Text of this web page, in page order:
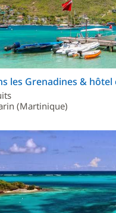
les Grenadines &
(Martinique)